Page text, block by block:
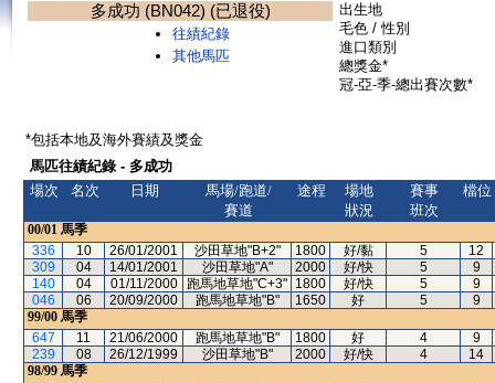
多成功 (BN042) (已退役)
往績紀錄
其他馬匹
出生地
毛色 / 性別
進口類別
總獎金*
冠-亞-季-總出賽次數*
*包括本地及海外賽績及獎金
馬匹往績紀錄 - 多成功
場次
名次 日期
馬場/跑道/
賽道
途程
場地
狀況
賽事
班次
檔位
00/01 馬季
336
10 26/01/2001 沙田草地"B+2" 1800 好/黏 5
12
309
04 14/01/2001 沙田草地"A" 2000 好/快 5
9
140
04 01/11/2000 跑馬地草地"C+3" 1800 好/快 5
9
046
06 20/09/2000 跑馬地草地"B" 1650 好 5
9
99/00 馬季
647
11 21/06/2000 跑馬地草地"B" 1800 好 4
9
239
08 26/12/1999 沙田草地"B" 2000 好/快 4
14
98/99 馬季